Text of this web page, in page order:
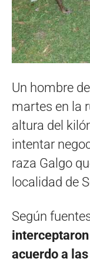
Un hombre
martes en la
altura del
intentar
raza Galgo
localidad de
Según
acuerdo a